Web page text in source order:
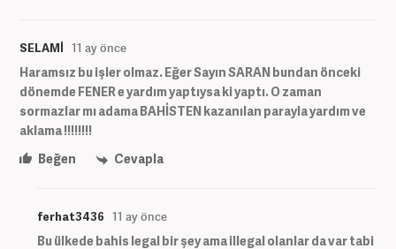
SELAMİ 11 ay önce
Haramsız bu işler olmaz. Eğer Sayın SARAN bundan önceki
dönemde FENER e yardım yaptıysa ki yaptı. O zaman
sormazlar mı adama BAHİSTEN kazanılan parayla yardım ve
aklama !!!!!!!!
Beğen
Cevapla
ferhat3436 11 ay önce
Bu ülkede bahis legal bir şey ama illegal olanlar da var tabi